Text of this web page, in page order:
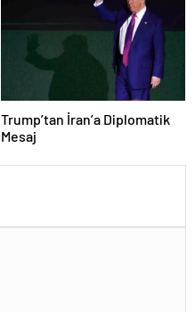
Trump’tan İran’a Diplomatik
Mesaj